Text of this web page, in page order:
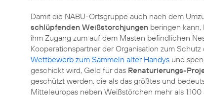
Damit die NABU-Ortsgruppe auch nach dem
schlüpfenden Weißstorchjungen beringen
ihm Zugang zum auf dem Masten befindlichen
Kooperationspartner der Organisation zum
Wettbewerb zum Sammeln alter Handys und
geschickt wird, Geld für das Renaturierungs-
geschützt werden, die als das größtes und
Mitteleuropas neben Weißstörchen mehr als